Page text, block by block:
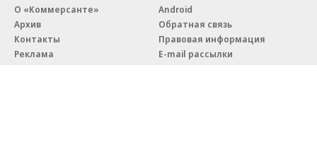
О «Коммерсанте»
Архив
Контакты
Реклама
Android
Обратная связь
Правовая информация
E-mail рассылки